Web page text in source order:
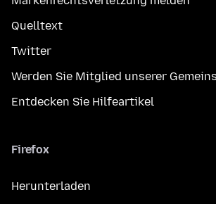
Quelltext
Twitter
Werden Sie Mitglied unserer
Entdecken Sie Hilfeartikel
Firefox
Herunterladen